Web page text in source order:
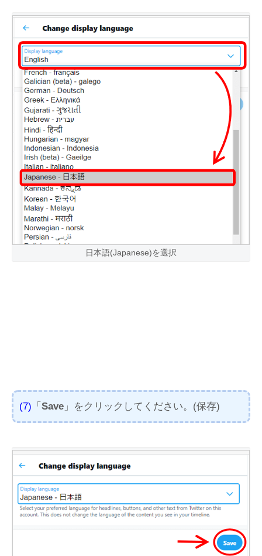
日本語(Japanese)を選択
(7) 「 Save 」をクリックしてください。(保存)